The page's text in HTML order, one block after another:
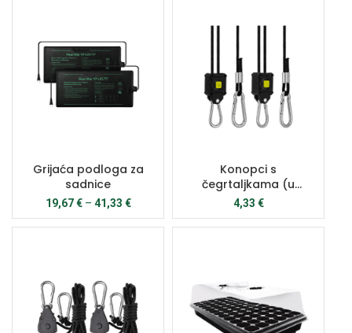
Grijaća podloga za
sadnice
19,67€ – 41,33 €
Konopci s
čegrtaljkama (u
paru)
4,33 €